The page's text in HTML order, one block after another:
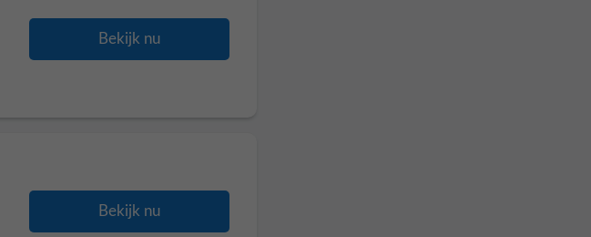
Bekijk nu
Bekijk nu